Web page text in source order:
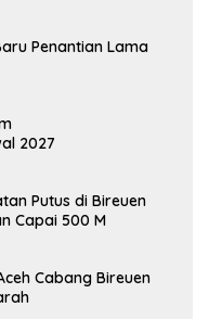
Penantian Lama
2027
Putus di Bireuen
Capai 500 M
Cabang Bireuen